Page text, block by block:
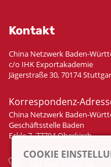
Kontakt
China Netzwerk Baden-
c/o IHK Exportakademie
Jägerstraße 30, 70174
Korrespondenz-
China Netzwerk Baden-
Geschäftsstelle Baden
Eckle 7, 77704 Oberkirch
COOKIE